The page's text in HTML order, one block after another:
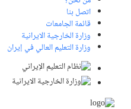
اتصل بنا
قائمة الجامعات
وزارة الخارجية الايرانية
وزارة التعليم العالي في إيران